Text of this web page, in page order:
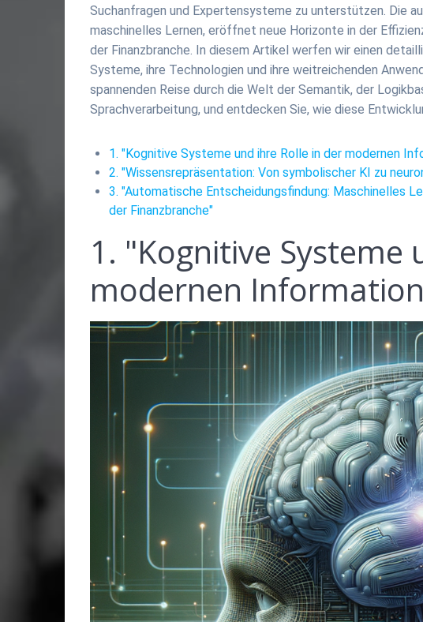
Suchanfragen und Expertensysteme zu unterstützen. Die
maschinelles Lernen, eröffnet neue Horizonte in der
der Finanzbranche. In diesem Artikel werfen wir einen
Systeme, ihre Technologien und ihre weitreichenden
spannenden Reise durch die Welt der Semantik, der
Sprachverarbeitung, und entdecken Sie, wie diese
1. "Kognitive Systeme und ihre Rolle in der modernen
2. "Wissensrepräsentation: Von symbolischer KI zu
3. "Automatische Entscheidungsfindung: Maschinelles
der Finanzbranche"
1. "Kognitive Systeme
modernen